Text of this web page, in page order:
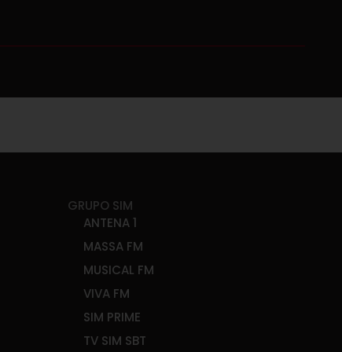
GRUPO SIM
ANTENA 1
MASSA FM
MUSICAL FM
VIVA FM
SIM PRIME
TV SIM SBT